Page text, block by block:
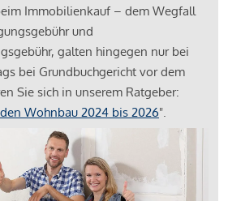
Immobilienkauf – dem Wegfall
und
galten hingegen nur bei
bei Grundbuchgericht vor dem
Sie sich in unserem Ratgeber:
Wohnbau 2024 bis 2026".